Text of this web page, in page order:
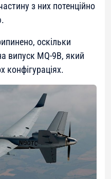
з них потенційно
оскільки
випуск MQ-9B, який
конфігураціях.